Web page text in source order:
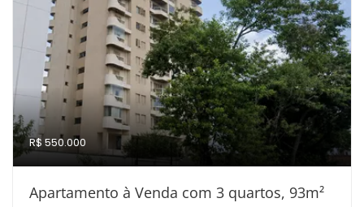
R$ 550.000
Apartamento à Venda com 3 quartos, 93m²